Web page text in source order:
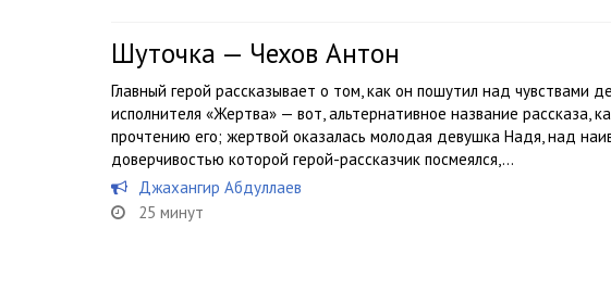
Шуточка — Чехов Антон
Главный герой рассказывает о том, как он пошутил над чувствами
исполнителя «Жертва» — вот, альтернативное название рассказа,
прочтению его; жертвой оказалась молодая девушка Надя, над
доверчивостью которой герой-рассказчик посмеялся,...
Джахангир Абдуллаев
25 минут